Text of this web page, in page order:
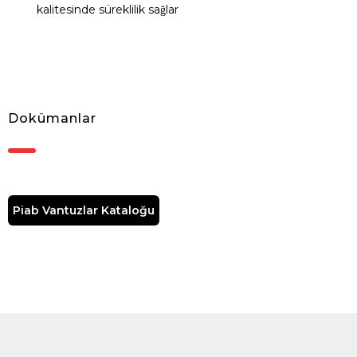
kalitesinde süreklilik sağlar
Dokümanlar
Piab Vantuzlar Kataloğu